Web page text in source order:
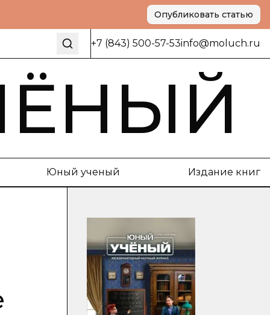
Опубликовать статью
+7 (843) 500-57-53info@moluch.ru
Юный ученый Издание книг